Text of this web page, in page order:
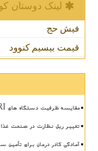
لینک دوستان
فیش حج
قیمت بیسیم کنوود
مقایسه ظرفیت دستگاه های MRI در تهران با انگلستان ما جلوتریم!
تغییر ریل نظارت در صنعت غذا
آمادگی کادر درمان برای تأمین سلامت 15 میلیون زائر